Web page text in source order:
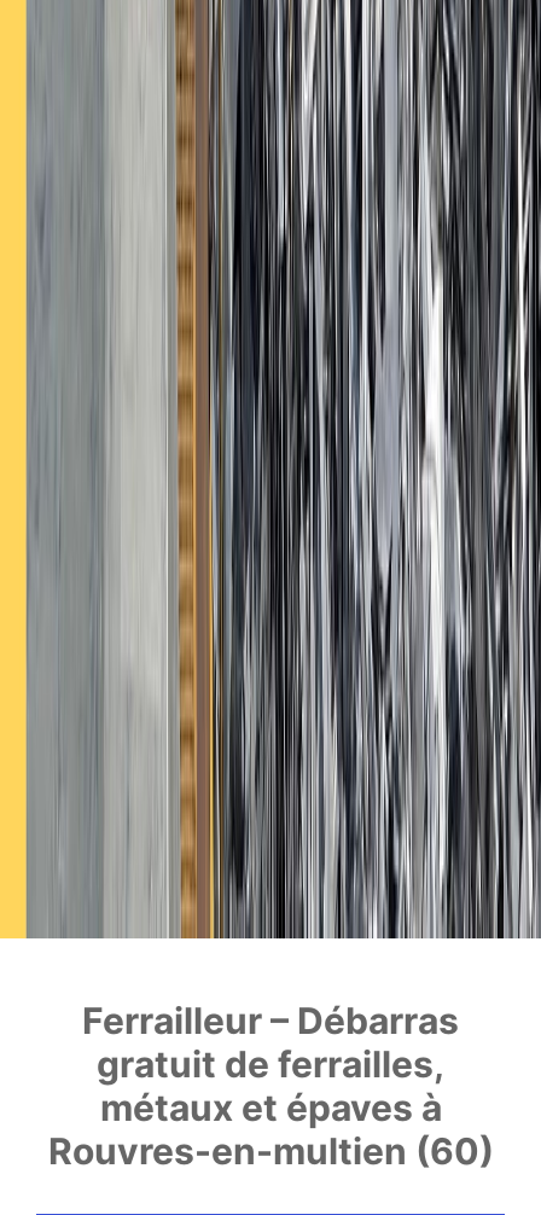
Ferrailleur – Débarras
gratuit de ferrailles,
métaux et épaves à
Rouvres-en-multien (60)